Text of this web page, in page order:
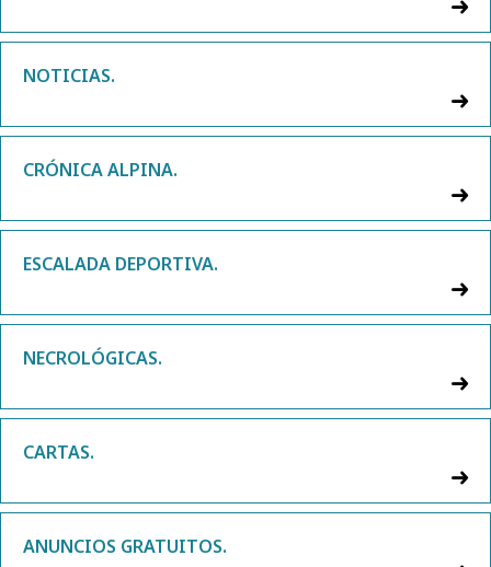
NOTICIAS.
CRÓNICA ALPINA.
ESCALADA DEPORTIVA.
NECROLÓGICAS.
CARTAS.
ANUNCIOS GRATUITOS.